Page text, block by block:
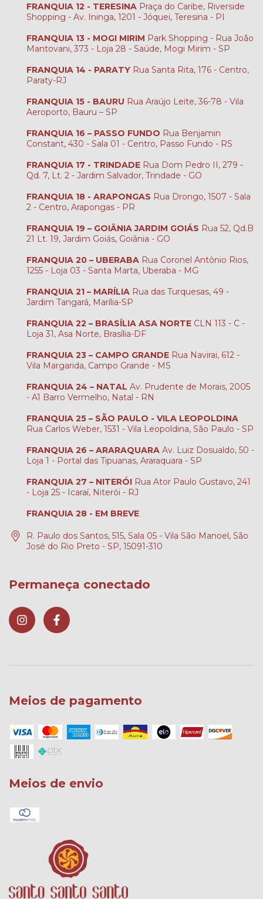
FRANQUIA 12 - TERESINA Praça do Caribe, Riverside
Shopping - Av. Ininga, 1201 - Jóquei, Teresina - PI
FRANQUIA 13 - MOGI MIRIM Park Shopping - Rua João
Mantovani, 373 - Loja 28 - Saúde, Mogi Mirim - SP
FRANQUIA 14 - PARATY Rua Santa Rita, 176 - Centro,
Paraty-RJ
FRANQUIA 15 - BAURU Rua Araújo Leite, 36-78 - Vila
Aeroporto, Bauru – SP
FRANQUIA 16 – PASSO FUNDO Rua Benjamin
Constant, 430 - Sala 01 - Centro, Passo Fundo - RS
FRANQUIA 17 - TRINDADE Rua Dom Pedro II, 279 -
Qd. 7, Lt. 2 - Jardim Salvador, Trindade - GO
FRANQUIA 18 - ARAPONGAS Rua Drongo, 1507 - Sala
2 - Centro, Arapongas - PR
FRANQUIA 19 – GOIÂNIA JARDIM GOIÁS Rua 52, Qd.B
21 Lt. 19, Jardim Goiás, Goiânia - GO
FRANQUIA 20 – UBERABA Rua Coronel Antônio Rios,
1255 - Loja 03 - Santa Marta, Uberaba - MG
FRANQUIA 21 – MARÍLIA Rua das Turquesas, 49 -
Jardim Tangará, Marília-SP
FRANQUIA 22 – BRASÍLIA ASA NORTE CLN 113 - C -
Loja 31, Asa Norte, Brasília-DF
FRANQUIA 23 – CAMPO GRANDE Rua Navirai, 612 -
Vila Margarida, Campo Grande - MS
FRANQUIA 24 – NATAL Av. Prudente de Morais, 2005
- A1 Barro Vermelho, Natal - RN
FRANQUIA 25 – SÃO PAULO - VILA LEOPOLDINA
Rua Carlos Weber, 1531 - Vila Leopoldina, São Paulo - SP
FRANQUIA 26 – ARARAQUARA Av. Luiz Dosualdo, 50 -
Loja 1 - Portal das Tipuanas, Araraquara - SP
FRANQUIA 27 – NITERÓI Rua Ator Paulo Gustavo, 241
- Loja 25 - Icaraí, Niterói - RJ
FRANQUIA 28 - EM BREVE
R. Paulo dos Santos, 515, Sala 05 - Vila São Manoel, São
José do Rio Preto - SP, 15091-310
Permaneça conectado
Meios de pagamento
Meios de envio